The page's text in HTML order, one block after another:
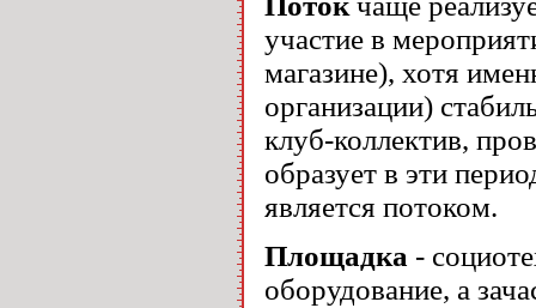
участие в
магазине), хотя
организации)
клуб-коллектив,
образует в эти
является потоком.
Площадка -
оборудование, а